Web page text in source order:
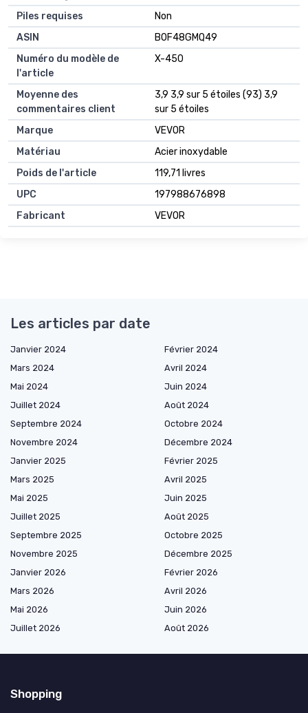
Piles requises
‎Non
ASIN
B0F48GMQ49
Numéro du modèle de
l'article
X-450
Moyenne des
commentaires client
3,9 3,9 sur 5 étoiles (93) 3,9
sur 5 étoiles
Marque
VEVOR
Matériau
Acier inoxydable
Poids de l'article
119,71 livres
UPC
197988676898
Fabricant
VEVOR
Les articles par date
Janvier 2024
Février 2024
Mars 2024
Avril 2024
Mai 2024
Juin 2024
Juillet 2024
Août 2024
Septembre 2024
Octobre 2024
Novembre 2024
Décembre 2024
Janvier 2025
Février 2025
Mars 2025
Avril 2025
Mai 2025
Juin 2025
Juillet 2025
Août 2025
Septembre 2025
Octobre 2025
Novembre 2025
Décembre 2025
Janvier 2026
Février 2026
Mars 2026
Avril 2026
Mai 2026
Juin 2026
Juillet 2026
Août 2026
Shopping